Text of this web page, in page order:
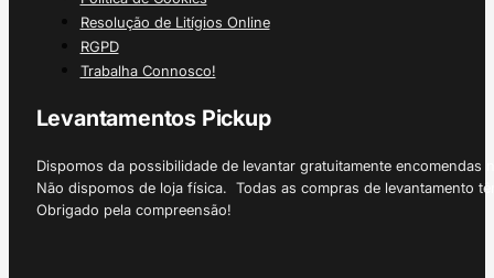
Resolução de Litígios Online
RGPD
Trabalha Connosco!
Levantamentos Pickup
Dispomos da possibilidade de levantar gratuitamente
Não dispomos de loja física. Todas as compras de levantamento
Obrigado pela compreensão!